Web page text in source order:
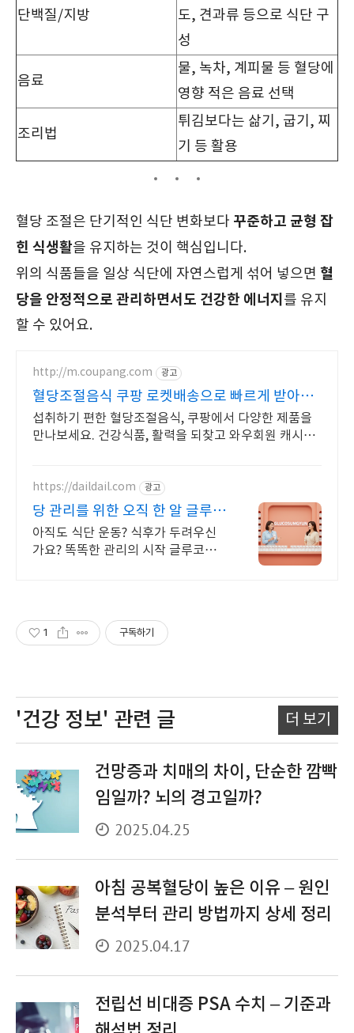
단백질/지방
도, 견과류 등으로 식단 구
성
음료
물, 녹차, 계피물 등 혈당에
영향 적은 음료 선택
조리법
튀김보다는 삶기, 굽기, 찌
기 등 활용
혈당 조절은 단기적인 식단 변화보다 꾸준하고 균형 잡
힌 식생활을 유지하는 것이 핵심입니다.
위의 식품들을 일상 식단에 자연스럽게 섞어 넣으면 혈
당을 안정적으로 관리하면서도 건강한 에너지 를 유지
할 수 있어요.
http://m.coupang.com 광고
혈당조절음식 쿠팡 로켓배송으로 빠르게 받아봐
요
섭취하기 편한 혈당조절음식, 쿠팡에서 다양한 제품을
만나보세요. 건강식품, 활력을 되찾고 와우회원 캐시적
https://daildail.com 광고
당 관리를 위한 오직 한 알 글루코
섬균
아직도 식단 운동? 식후가 두려우신
가요? 똑똑한 관리의 시작 글루코섬
1 구독하기
'건강 정보' 관련 글 더 보기
건망증과 치매의 차이, 단순한 깜빡
임일까? 뇌의 경고일까?
2025.04.25
아침 공복혈당이 높은 이유 – 원인
분석부터 관리 방법까지 상세 정리
2025.04.17
전립선 비대증 PSA 수치 – 기준과